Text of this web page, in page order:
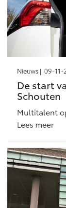
Nieuws | 09-11-
De start
Schouten
Multitalent
Lees meer